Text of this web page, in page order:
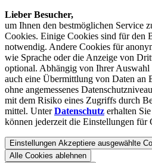
Lieber Besucher,
um Ihnen den best­möglichen Service
Cookies. Einige Cookies sind für den
notwendig. Andere Cookies für
wie Sprache oder die Anzeige von
optional. Abhängig von Ihrer
auch eine Übermittlung von Daten an
ohne angemessenes
mit dem Risiko eines Zugriffs durch
mittel. UnterDatenschutz erhalten
können jederzeit die Einstellungen für
Einstellungen Akzeptiere ausgewählte
Alle Cookies ablehnen